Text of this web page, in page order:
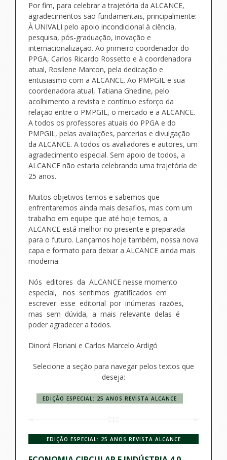
Por fim, para celebrar a trajetória da ALCANCE,
agradecimentos são fundamentais, principalmente:
À UNIVALI pelo apoio incondicional à ciência,
pesquisa, pós-graduação, inovação e
internacionalização. Ao primeiro coordenador do
PPGA, Carlos Ricardo Rossetto e à coordenadora
atual, Rosilene Marcon, pela dedicação e
entusiasmo com a ALCANCE. Ao PMPGIL e sua
coordenadora atual, Tatiana Ghedine, pelo
acolhimento a revista e contínuo esforço da
relação entre o PMPGIL, o mercado e a ALCANCE.
A todos os professores atuais do PPGA e do
PMPGIL, pelas avaliações, parcerias e divulgação
da ALCANCE. A todos os avaliadores e autores, um
agradecimento especial. Sem apoio de todos, a
ALCANCE não estaria celebrando uma trajetória de
25 anos.
Muitos objetivos temos e sabemos que
enfrentaremos ainda mais desafios, mas com um
trabalho em equipe que até hoje temos, a
ALCANCE está melhor no presente e preparada
para o futuro. Lançamos hoje também, nossa nova
capa e formato para deixar a ALCANCE ainda mais
moderna.
Nós editores da ALCANCE nesse momento
especial, nos sentimos gratificados em
escrever esse editorial por inúmeras razões,
mas sem dúvida, a mais relevante delas é
poder agradecer a todos.
Dinorá Floriani e Carlos Marcelo Ardigó
Selecione a seção para navegar pelos textos que
deseja:
EDIÇÃO ESPECIAL: 25 ANOS REVISTA ALCANCE
EDIÇÃO ESPECIAL: 25 ANOS REVISTA ALCANCE